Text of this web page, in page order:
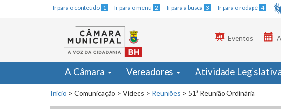
Ir para o conteúdo 1 Ir para o menu 2 Ir para a busca 3 Ir para o rodapé 4
Eventos
A Câmara Vereadores Atividade Legislativa
Início > Comunicação > Vídeos > Reuniões > 51ª Reunião Ordinária